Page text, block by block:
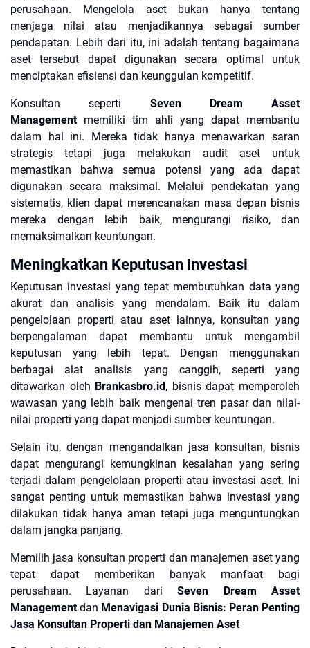
perusahaan. Mengelola aset bukan hanya tentang
menjaga nilai atau menjadikannya sebagai sumber
pendapatan. Lebih dari itu, ini adalah tentang bagaimana
aset tersebut dapat digunakan secara optimal untuk
menciptakan efisiensi dan keunggulan kompetitif.
Konsultan seperti Seven Dream Asset
Managementmemiliki tim ahli yang dapat membantu
dalam hal ini. Mereka tidak hanya menawarkan saran
strategis tetapi juga melakukan audit aset untuk
memastikan bahwa semua potensi yang ada dapat
digunakan secara maksimal. Melalui pendekatan yang
sistematis, klien dapat merencanakan masa depan bisnis
mereka dengan lebih baik, mengurangi risiko, dan
memaksimalkan keuntungan.
Meningkatkan Keputusan Investasi
Keputusan investasi yang tepat membutuhkan data yang
akurat dan analisis yang mendalam. Baik itu dalam
pengelolaan properti atau aset lainnya, konsultan yang
berpengalaman dapat membantu untuk mengambil
keputusan yang lebih tepat. Dengan menggunakan
berbagai alat analisis yang canggih, seperti yang
ditawarkan oleh Brankasbro.id , bisnis dapat memperoleh
wawasan yang lebih baik mengenai tren pasar dan nilai-
nilai properti yang dapat menjadi sumber keuntungan.
Selain itu, dengan mengandalkan jasa konsultan, bisnis
dapat mengurangi kemungkinan kesalahan yang sering
terjadi dalam pengelolaan properti atau investasi aset. Ini
sangat penting untuk memastikan bahwa investasi yang
dilakukan tidak hanya aman tetapi juga menguntungkan
dalam jangka panjang.
Memilih jasa konsultan properti dan manajemen aset yang
tepat dapat memberikan banyak manfaat bagi
perusahaan. Layanan dariSeven Dream Asset
Managementdan Menavigasi Dunia Bisnis: Peran Penting
Jasa Konsultan Properti dan Manajemen Aset